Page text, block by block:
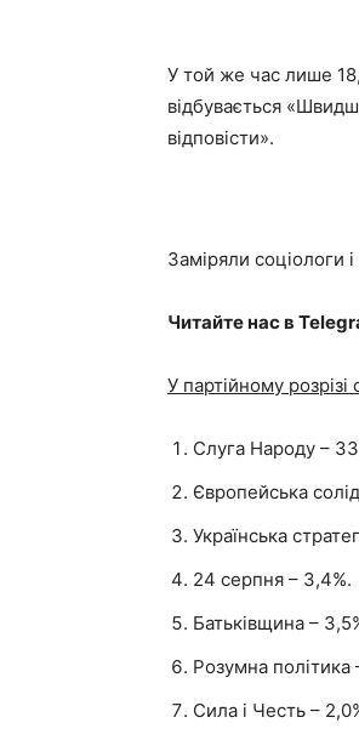
У той же час лише
відбувається
відповісти».
Заміряли соціологи
Читайте нас в
У партійному розрізі
Слуга Народу –
Європейська
Українська
24 серпня – 3,4%.
Батьківщина –
Розумна політика
Сила і Честь –